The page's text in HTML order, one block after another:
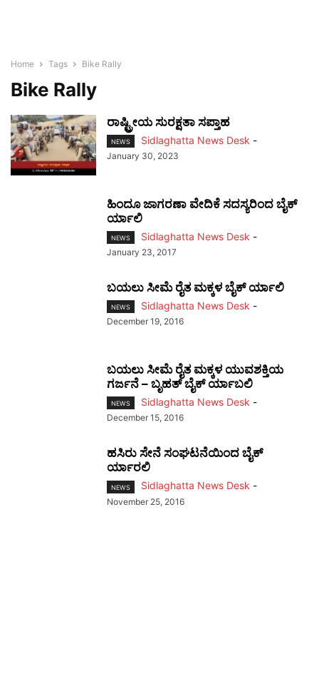
Home Tags Bike Rally
Bike Rally
ರಾಷ್ಟ್ರೀಯ ಸುರಕ್ಷತಾ ಸಪ್ತಾಹ
NEWS Sidlaghatta News Desk -
January 30, 2023
ಹಿಂದೂ ಜಾಗರಣಾ ವೇದಿಕೆ ಸದಸ್ಯರಿಂದ ಬೈಕ್‌
ರ್ಯಾಲಿ
NEWS Sidlaghatta News Desk -
January 23, 2017
ಬಯಲು ಸೀಮೆ ರೈತ ಮಕ್ಕಳ ಬೈಕ್‌ ರ್ಯಾಲಿ
NEWS Sidlaghatta News Desk -
December 19, 2016
ಬಯಲು ಸೀಮೆ ರೈತ ಮಕ್ಕಳ ಯುವಶಕ್ತಿಯ
ಗರ್ಜನೆ – ಬೃಹತ್‌ ಬೈಕ್‌ ರ್ಯಾಬಲಿ
NEWS Sidlaghatta News Desk -
December 15, 2016
ಹಸಿರು ಸೇನೆ ಸಂಘಟನೆಯಿಂದ ಬೈಕ್‌
ರ್ಯಾರಲಿ
NEWS Sidlaghatta News Desk -
November 25, 2016